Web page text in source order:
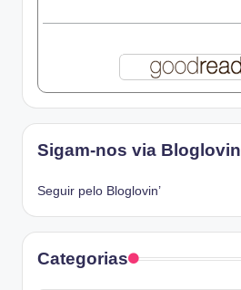
Sigam-nos via Bloglovin
Seguir pelo Bloglovin’
Categorias